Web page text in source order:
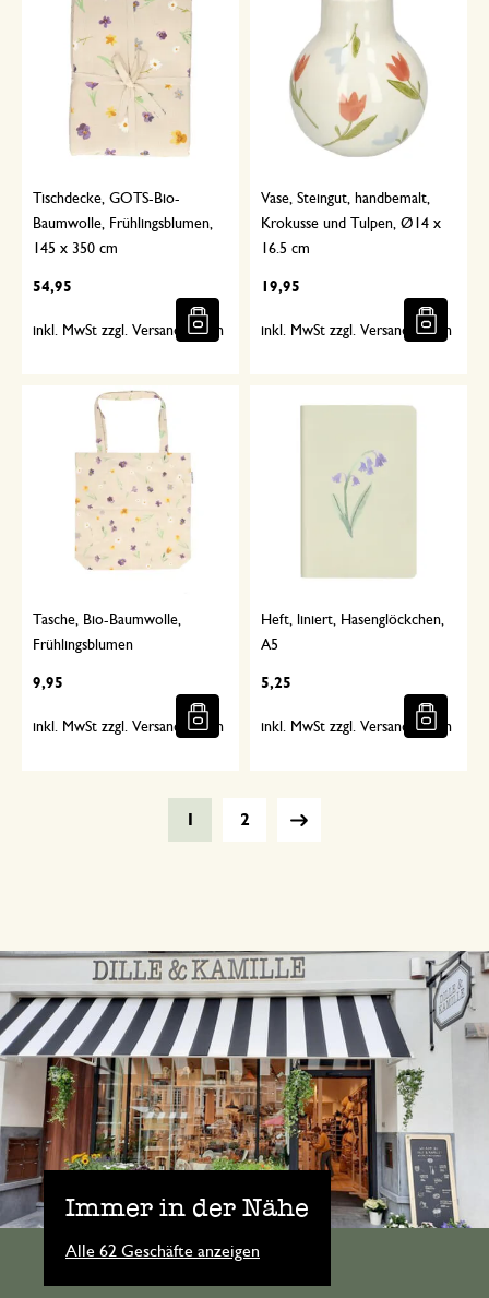
Tischdecke, GOTS-Bio-
Baumwolle, Frühlingsblumen,
145 x 350 cm
54,95
inkl. MwSt zzgl. Versandkosten
Vase, Steingut, handbemalt,
Krokusse und Tulpen, Ø14 x
16.5 cm
19,95
inkl. MwSt zzgl. Versandkosten
Tasche, Bio-Baumwolle,
Frühlingsblumen
9,95
inkl. MwSt zzgl. Versandkosten
Heft, liniert, Hasenglöckchen,
A5
5,25
inkl. MwSt zzgl. Versandkosten
2
Immer in der Nähe
Alle 62 Geschäfte anzeigen